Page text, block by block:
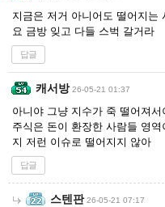
지금은 저거 아니어도 떨어지는
요 금방 잊고 다들 스벅 갈거라
답글
캐서방 26-05-21 01:37
아니야 그냥 지수가 죽 떨어져
주식은 돈이 환장한 사람들 영
지 저런 이슈로 떨어지지 않아
답글
스텐판 26-05-21 07:17